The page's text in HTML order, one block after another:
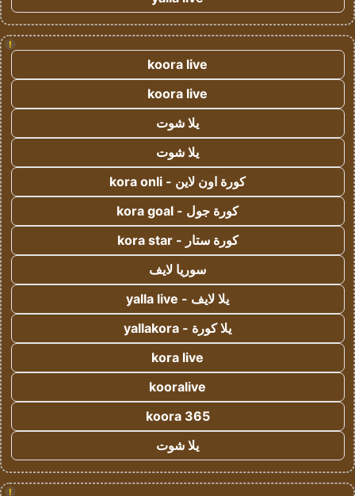
!
koora live
koora live
يلا شوت
يلا شوت
كورة اون لاين - kora onli
كورة جول - kora goal
كورة ستار - kora star
سوريا لايف
يلا لايف - yalla live
يلا كورة - yallakora
kora live
kooralive
koora 365
يلا شوت
!